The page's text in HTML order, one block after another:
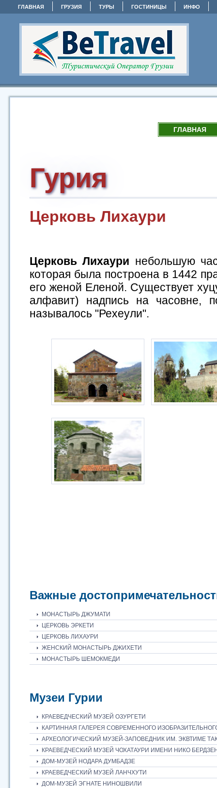
ГЛАВНАЯ ГРУЗИЯ ТУРЫ ГОСТИНИЦЫ ИНФО
ГЛАВНАЯ
Гурия
Церковь Лихаури
Церковь Лихаури небольшую
которая была построена в 1442
его женой Еленой. Существует
алфавит) надпись на часовне,
называлось "Рехеули".
Важные
МОНАСТЫРЬ ДЖУМАТИ
ЦЕРКОВЬ ЭРКЕТИ
ЦЕРКОВЬ ЛИХАУРИ
ЖЕНСКИЙ МОНАСТЫРЬ ДЖИХЕТИ
МОНАСТЫРЬ ШЕМОКМЕДИ
Музеи Гурии
КРАЕВЕДЧЕСКИЙ МУЗЕЙ ОЗУРГЕТИ
КАРТИННАЯ ГАЛЕРЕЯ СОВРЕМЕННОГО
АРХЕОЛОГИЧЕСКИЙ МУЗЕЙ-ЗАПОВЕДНИК ИМ. ЭКВТИМЕ
КРАЕВЕДЧЕСКИЙ МУЗЕЙ ЧОХАТАУРИ ИМЕНИ НИКО
ДОМ-МУЗЕЙ НОДАРА ДУМБАДЗЕ
КРАЕВЕДЧЕСКИЙ МУЗЕЙ ЛАНЧХУТИ
ДОМ-МУЗЕЙ ЭГНАТЕ НИНОШВИЛИ